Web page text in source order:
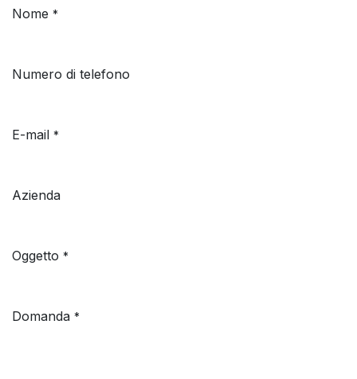
Nome *
Numero di telefono
E-mail *
Azienda
Oggetto *
Domanda *